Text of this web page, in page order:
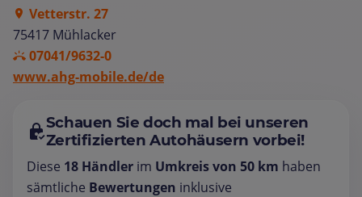
Vetterstr. 27
75417 Mühlacker
07041/9632-0
www.ahg-mobile.de/de
Schauen Sie doch mal bei unseren
Zertifizierten Autohäusern vorbei!
Diese 18 Händler im Umkreis von 50 km haben
sämtliche Bewertungen inklusive